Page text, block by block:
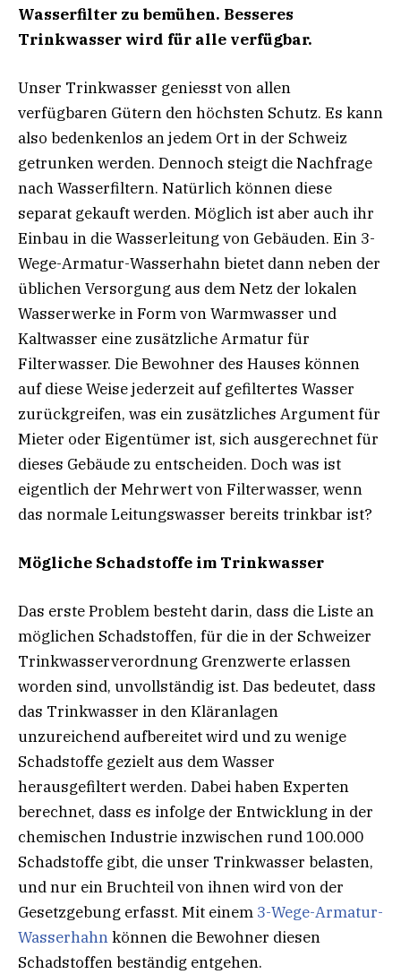
Wasserfilter zu bemühen. Besseres
Trinkwasser wird für alle verfügbar.
Unser Trinkwasser geniesst von allen
verfügbaren Gütern den höchsten Schutz. Es kann
also bedenkenlos an jedem Ort in der Schweiz
getrunken werden. Dennoch steigt die Nachfrage
nach Wasserfiltern. Natürlich können diese
separat gekauft werden. Möglich ist aber auch ihr
Einbau in die Wasserleitung von Gebäuden. Ein 3-
Wege-Armatur-Wasserhahn bietet dann neben der
üblichen Versorgung aus dem Netz der lokalen
Wasserwerke in Form von Warmwasser und
Kaltwasser eine zusätzliche Armatur für
Filterwasser. Die Bewohner des Hauses können
auf diese Weise jederzeit auf gefiltertes Wasser
zurückgreifen, was ein zusätzliches Argument für
Mieter oder Eigentümer ist, sich ausgerechnet für
dieses Gebäude zu entscheiden. Doch was ist
eigentlich der Mehrwert von Filterwasser, wenn
das normale Leitungswasser bereits trinkbar ist?
Mögliche Schadstoffe im Trinkwasser
Das erste Problem besteht darin, dass die Liste an
möglichen Schadstoffen, für die in der Schweizer
Trinkwasserverordnung Grenzwerte erlassen
worden sind, unvollständig ist. Das bedeutet, dass
das Trinkwasser in den Kläranlagen
unzureichend aufbereitet wird und zu wenige
Schadstoffe gezielt aus dem Wasser
herausgefiltert werden. Dabei haben Experten
berechnet, dass es infolge der Entwicklung in der
chemischen Industrie inzwischen rund 100.000
Schadstoffe gibt, die unser Trinkwasser belasten,
und nur ein Bruchteil von ihnen wird von der
Gesetzgebung erfasst. Mit einem 3-Wege-Armatur-
Wasserhahnkönnen die Bewohner diesen
Schadstoffen beständig entgehen.